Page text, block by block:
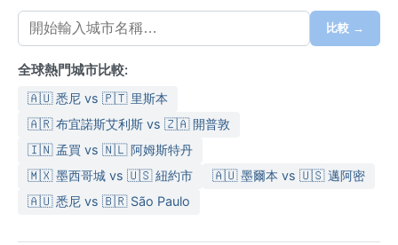
比較 →
全球熱門城市比較:
🇦🇺 悉尼 vs 🇵🇹 里斯本
🇦🇷 布宜諾斯艾利斯 vs 🇿🇦 開普敦
🇮🇳 孟買 vs 🇳🇱 阿姆斯特丹
🇲🇽 墨西哥城 vs 🇺🇸 紐約市
🇦🇺 墨爾本 vs 🇺🇸 邁阿密
🇦🇺 悉尼 vs 🇧🇷 São Paulo